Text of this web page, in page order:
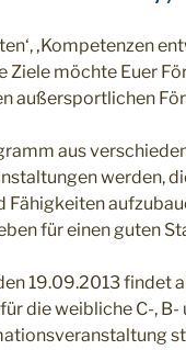
‚Kompetenzen
Ziele möchte Euer
außersportlichen
aus
werden,
Fähigkeiten
für einen guten
19.09.2013 findet
die weibliche C-,